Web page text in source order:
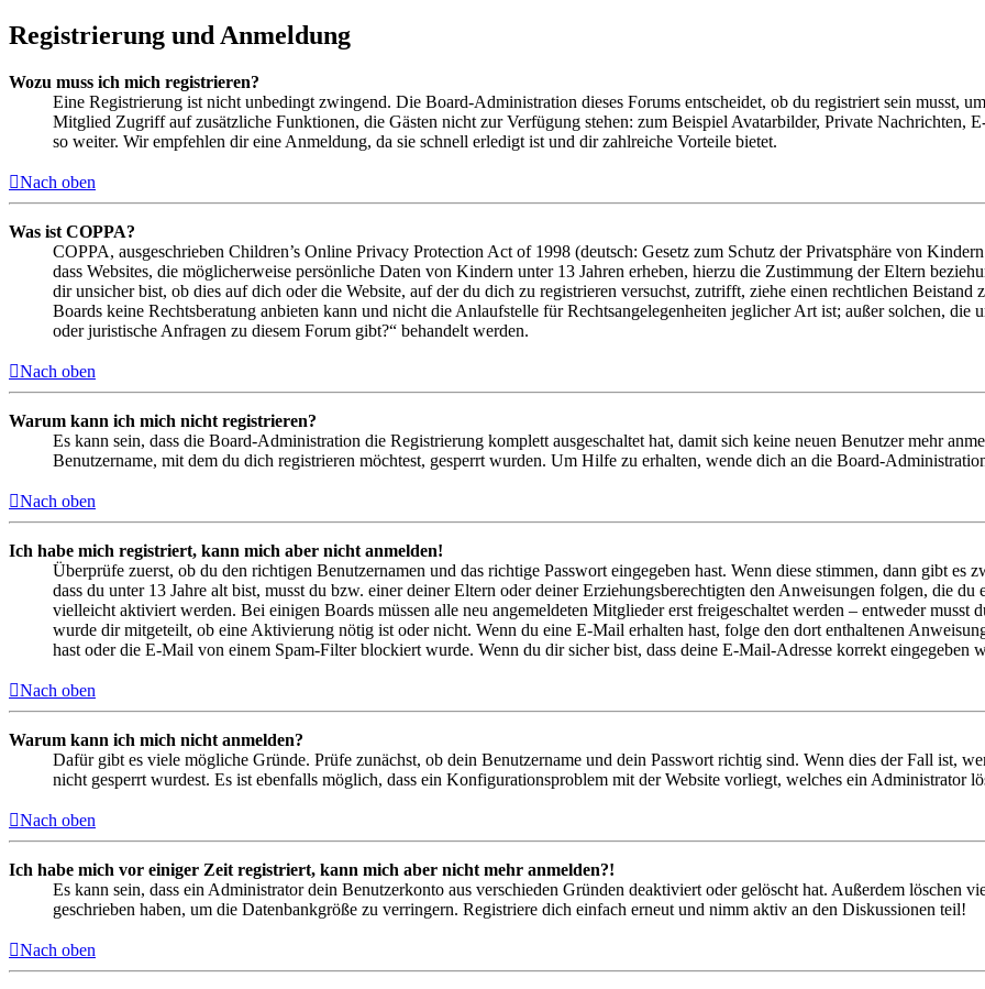
Registrierung und Anmeldung
Wozu muss ich mich registrieren?
Eine Registrierung ist nicht unbedingt zwingend. Die Board-Administration dieses Forums entscheidet, ob du registriert sein musst,
Mitglied Zugriff auf zusätzliche Funktionen, die Gästen nicht zur Verfügung stehen: zum Beispiel Avatarbilder, Private Nachrichten,
so weiter. Wir empfehlen dir eine Anmeldung, da sie schnell erledigt ist und dir zahlreiche Vorteile bietet.
Nach oben
Was ist COPPA?
COPPA, ausgeschrieben Children’s Online Privacy Protection Act of 1998 (deutsch: Gesetz zum Schutz der Privatsphäre von
dass Websites, die möglicherweise persönliche Daten von Kindern unter 13 Jahren erheben, hierzu die Zustimmung der Eltern
dir unsicher bist, ob dies auf dich oder die Website, auf der du dich zu registrieren versuchst, zutrifft, ziehe einen rechtlichen
Boards keine Rechtsberatung anbieten kann und nicht die Anlaufstelle für Rechtsangelegenheiten jeglicher Art ist; außer solchen,
oder juristische Anfragen zu diesem Forum gibt?“ behandelt werden.
Nach oben
Warum kann ich mich nicht registrieren?
Es kann sein, dass die Board-Administration die Registrierung komplett ausgeschaltet hat, damit sich keine neuen Benutzer mehr
Benutzername, mit dem du dich registrieren möchtest, gesperrt wurden. Um Hilfe zu erhalten, wende dich an die Board-
Nach oben
Ich habe mich registriert, kann mich aber nicht anmelden!
Überprüfe zuerst, ob du den richtigen Benutzernamen und das richtige Passwort eingegeben hast. Wenn diese stimmen, dann gibt es
dass du unter 13 Jahre alt bist, musst du bzw. einer deiner Eltern oder deiner Erziehungsberechtigten den Anweisungen folgen, die
vielleicht aktiviert werden. Bei einigen Boards müssen alle neu angemeldeten Mitglieder erst freigeschaltet werden – entweder musst
wurde dir mitgeteilt, ob eine Aktivierung nötig ist oder nicht. Wenn du eine E-Mail erhalten hast, folge den dort enthaltenen
hast oder die E-Mail von einem Spam-Filter blockiert wurde. Wenn du dir sicher bist, dass deine E-Mail-Adresse korrekt eingegeben
Nach oben
Warum kann ich mich nicht anmelden?
Dafür gibt es viele mögliche Gründe. Prüfe zunächst, ob dein Benutzername und dein Passwort richtig sind. Wenn dies der Fall ist,
nicht gesperrt wurdest. Es ist ebenfalls möglich, dass ein Konfigurationsproblem mit der Website vorliegt, welches ein Administrator
Nach oben
Ich habe mich vor einiger Zeit registriert, kann mich aber nicht mehr anmelden?!
Es kann sein, dass ein Administrator dein Benutzerkonto aus verschieden Gründen deaktiviert oder gelöscht hat. Außerdem löschen
geschrieben haben, um die Datenbankgröße zu verringern. Registriere dich einfach erneut und nimm aktiv an den Diskussionen teil!
Nach oben